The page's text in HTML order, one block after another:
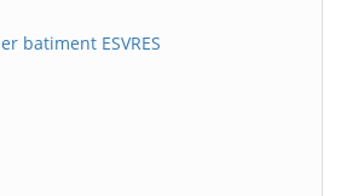
batiment ESVRES